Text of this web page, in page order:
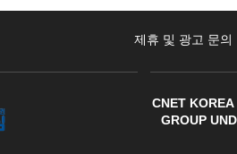
제휴 및 광고 문의
CNET
GROUP